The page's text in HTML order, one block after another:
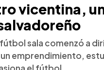
vicentina,
sala comenzó a
un emprendimiento,